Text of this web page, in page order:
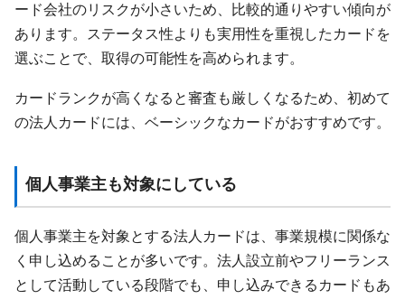
ード会社のリスクが小さいため、比較的通りやすい傾向が
あります。ステータス性よりも実用性を重視したカードを
選ぶことで、取得の可能性を高められます。
カードランクが高くなると審査も厳しくなるため、初めて
の法人カードには、ベーシックなカードがおすすめです。
個人事業主も対象にしている
個人事業主を対象とする法人カードは、事業規模に関係な
く申し込めることが多いです。法人設立前やフリーランス
として活動している段階でも、申し込みできるカードもあ